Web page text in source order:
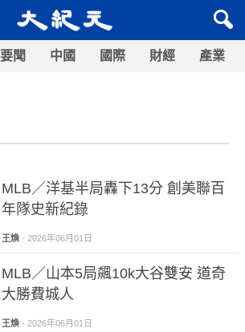
要聞 中國 國際 財經 產業
MLB／洋基半局轟下13分 創美聯百
年隊史新紀錄
王煥 - 2026年06月01日
MLB／山本5局飆10k大谷雙安 道奇
大勝費城人
王煥 - 2026年06月01日